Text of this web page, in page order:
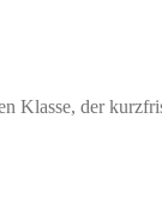
Klasse, der